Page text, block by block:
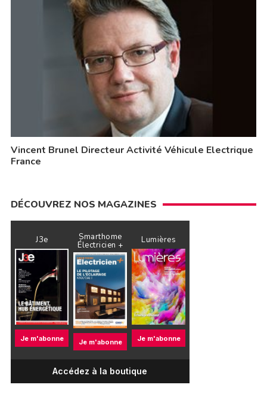
Vincent Brunel Directeur Activité Véhicule Electrique
France
DÉCOUVREZ NOS MAGAZINES
J3e
Je m'abonne
Smarthome
Électricien +
Je m'abonne
Lumières
Je m'abonne
Accédez à la boutique